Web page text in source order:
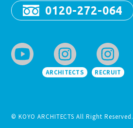
0120-272-064
ARCHITECTS RECRUIT
© KOYO ARCHITECTS All Right Reserved.